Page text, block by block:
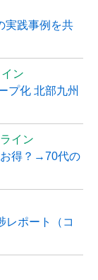
実践事例を共
ン
プ化 北部九州
イン
お得？→70代の
レポート（コ